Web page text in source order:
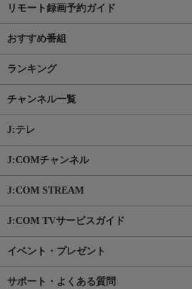
リモート録画予約ガイド
おすすめ番組
ランキング
チャンネル一覧
J:テレ
J:COMチャンネル
J:COM STREAM
J:COM TVサービスガイド
イベント・プレゼント
サポート・よくある質問